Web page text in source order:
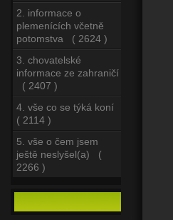
2. informace o
plemenících včetně
potomstva ( 2624 )
3. chovatelské
informace ze zahraničí
( 2407 )
4. vše co se týká koní
( 2114 )
5. vše o čem jsem
ještě neslyšel(a) (
2266 )